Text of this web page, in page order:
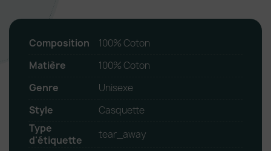
Composition
100% Coton
Matière
100% Coton
Genre
Unisexe
Style
Casquette
Type
d'étiquette
tear_away